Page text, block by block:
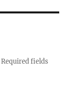
Required fields